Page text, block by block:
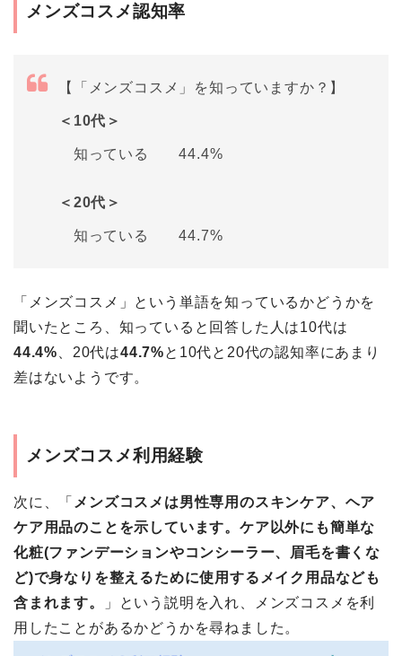
メンズコスメ認知率
【「メンズコスメ」を知っていますか？】
＜10代＞
知っている 44.4%
＜20代＞
知っている 44.7%
「メンズコスメ」という単語を知っているかどうかを
聞いたところ、知っていると回答した人は10代は
44.4% 、20代は44.7%と10代と20代の認知率にあまり
差はないようです。
メンズコスメ利用経験
次に、「 メンズコスメは男性専用のスキンケア、ヘア
ケア用品のことを示しています。ケア以外にも簡単な
化粧(ファンデーションやコンシーラー、眉毛を書くな
ど)で身なりを整えるために使用するメイク用品なども
含まれます。
」という説明を入れ、メンズコスメを利
用したことがあるかどうかを尋ねました。